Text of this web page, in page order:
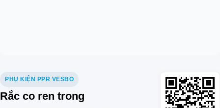
PHỤ KIỆN PPR VESBO
Rắc co ren trong